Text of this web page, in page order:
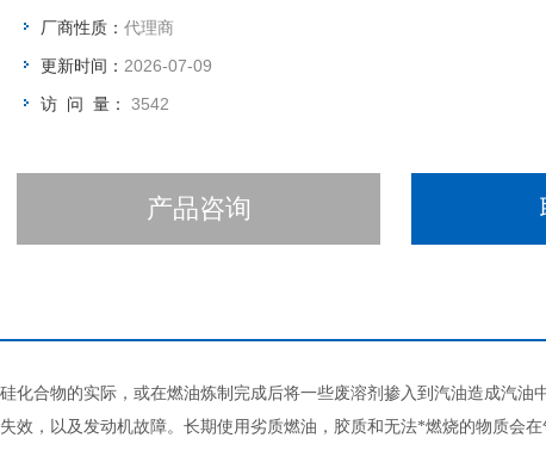
厂商性质： 代理商
更新时间： 2026-07-09
访 问 量： 3542
产品咨询
化合物的实际，或在燃油炼制完成后将一些废溶剂掺入到汽油造成汽油
效，以及发动机故障。长期使用劣质燃油，胶质和无法*燃烧的物质会